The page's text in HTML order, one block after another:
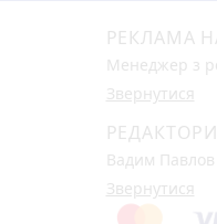
РЕКЛАМА
Менеджер з
Звернутися
РЕДАКТОРИ
Вадим Павлов
Звернутися